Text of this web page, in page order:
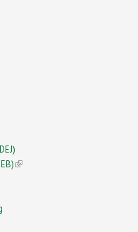
(link is external)